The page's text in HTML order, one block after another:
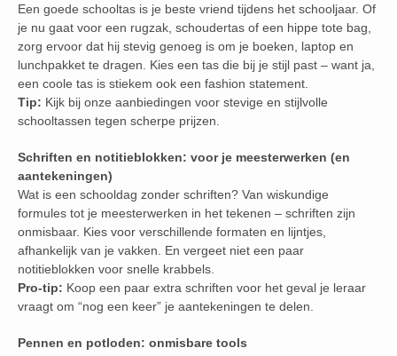
Een goede schooltas is je beste vriend tijdens het schooljaar. Of
je nu gaat voor een rugzak, schoudertas of een hippe tote bag,
zorg ervoor dat hij stevig genoeg is om je boeken, laptop en
lunchpakket te dragen. Kies een tas die bij je stijl past – want ja,
een coole tas is stiekem ook een fashion statement.
Tip: Kijk bij onze aanbiedingen voor stevige en stijlvolle
schooltassen tegen scherpe prijzen.
Schriften en notitieblokken: voor je meesterwerken (en
aantekeningen)
Wat is een schooldag zonder schriften? Van wiskundige
formules tot je meesterwerken in het tekenen – schriften zijn
onmisbaar. Kies voor verschillende formaten en lijntjes,
afhankelijk van je vakken. En vergeet niet een paar
notitieblokken voor snelle krabbels.
Pro-tip: Koop een paar extra schriften voor het geval je leraar
vraagt om “nog een keer” je aantekeningen te delen.
Pennen en potloden: onmisbare tools